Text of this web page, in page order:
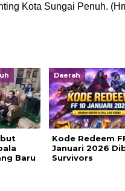
Kota Sungai Penuh.
Baru
Daerah
Kode Redeem
Januari 2026
Survivors